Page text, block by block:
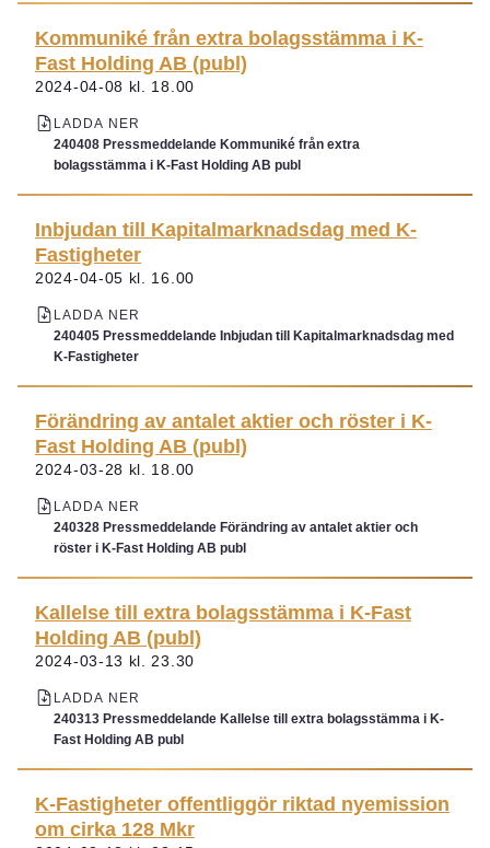
Kommuniké från extra bolagsstämma i K-
Fast Holding AB (publ)
2024-04-08 kl. 18.00
LADDA NER
240408 Pressmeddelande Kommuniké från extra
bolagsstämma i K-Fast Holding AB publ
Inbjudan till Kapitalmarknadsdag med K-
Fastigheter
2024-04-05 kl. 16.00
LADDA NER
240405 Pressmeddelande Inbjudan till Kapitalmarknadsdag med
K-Fastigheter
Förändring av antalet aktier och röster i K-
Fast Holding AB (publ)
2024-03-28 kl. 18.00
LADDA NER
240328 Pressmeddelande Förändring av antalet aktier och
röster i K-Fast Holding AB publ
Kallelse till extra bolagsstämma i K-Fast
Holding AB (publ)
2024-03-13 kl. 23.30
LADDA NER
240313 Pressmeddelande Kallelse till extra bolagsstämma i K-
Fast Holding AB publ
K-Fastigheter offentliggör riktad nyemission
om cirka 128 Mkr